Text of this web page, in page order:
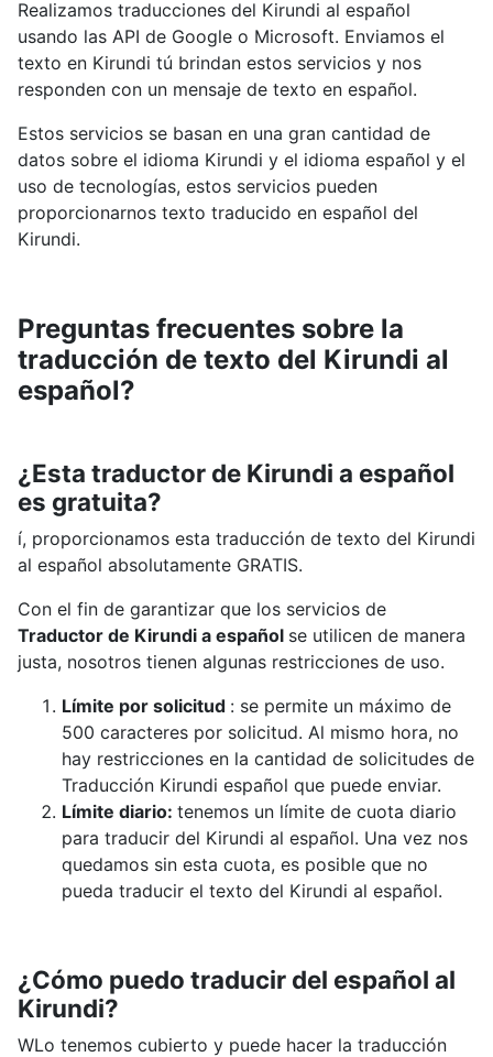
Realizamos traducciones del Kirundi al español
usando las API de Google o Microsoft. Enviamos el
texto en Kirundi tú brindan estos servicios y nos
responden con un mensaje de texto en español.
Estos servicios se basan en una gran cantidad de
datos sobre el idioma Kirundi y el idioma español y el
uso de tecnologías, estos servicios pueden
proporcionarnos texto traducido en español del
Kirundi.
Preguntas frecuentes sobre la
traducción de texto del Kirundi al
español?
¿Esta traductor de Kirundi a español
es gratuita?
í, proporcionamos esta traducción de texto del Kirundi
al español absolutamente GRATIS.
Con el fin de garantizar que los servicios de
Traductor de Kirundi a español se utilicen de manera
justa, nosotros tienen algunas restricciones de uso.
Límite por solicitud : se permite un máximo de
500 caracteres por solicitud. Al mismo hora, no
hay restricciones en la cantidad de solicitudes de
Traducción Kirundi español que puede enviar.
Límite diario: tenemos un límite de cuota diario
para traducir del Kirundi al español. Una vez nos
quedamos sin esta cuota, es posible que no
pueda traducir el texto del Kirundi al español.
¿Cómo puedo traducir del español al
Kirundi?
WLo tenemos cubierto y puede hacer la traducción